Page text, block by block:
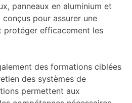
panneaux en aluminium et
pour assurer une
protéger efficacement les
des formations ciblées
des systèmes de
permettent aux